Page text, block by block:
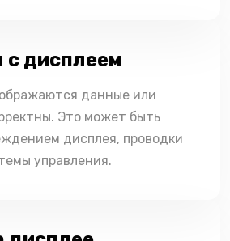
дисплеем
данные или
Это может быть
дисплея, проводки
управления.